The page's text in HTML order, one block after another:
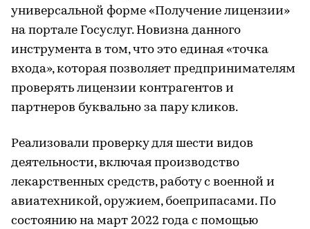
универсальной форме «Получение лицензии»
на портале Госуслуг. Новизна данного
инструмента в том, что это единая «точка
входа», которая позволяет предпринимателям
проверять лицензии контрагентов и
партнеров буквально за пару кликов.
Реализовали проверку для шести видов
деятельности, включая производство
лекарственных средств, работу с военной и
авиатехникой, оружием, боеприпасами. По
состоянию на март 2022 года с помощью